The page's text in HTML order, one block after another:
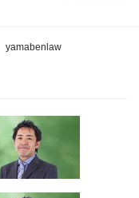
yamabenlaw